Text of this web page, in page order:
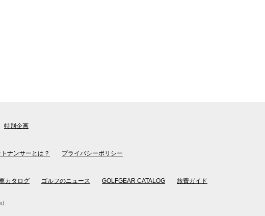
特別企画
トナンサーとは？ プライバシーポリシー
カタログ ゴルフのニュース GOLFGEAR CATALOG 旅費ガイド